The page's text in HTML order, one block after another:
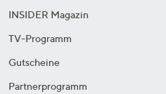
INSIDER Magazin
TV-Programm
Gutscheine
Partnerprogramm